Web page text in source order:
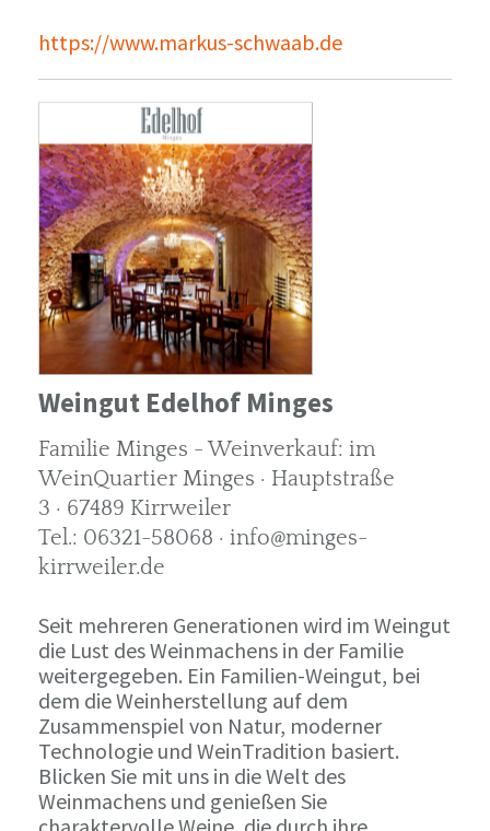
https://www.markus-schwaab.de
Weingut Edelhof Minges
Familie Minges - Weinverkauf: im
WeinQuartier Minges · Hauptstraße
3 · 67489 Kirrweiler
Tel.: 06321-58068 · info@minges-
kirrweiler.de
Seit mehreren Generationen wird im Weingut
die Lust des Weinmachens in der Familie
weitergegeben. Ein Familien-Weingut, bei
dem die Weinherstellung auf dem
Zusammenspiel von Natur, moderner
Technologie und WeinTradition basiert.
Blicken Sie mit uns in die Welt des
Weinmachens und genießen Sie